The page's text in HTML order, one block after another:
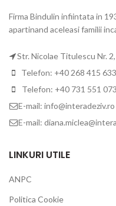
Firma Bindulin infiintata in
apartinand aceleasi familii
Str. Nicolae Titulescu Nr.
Telefon: +40 268 415 633
Telefon: +40 731 551 073
E-mail: info@interadeziv.ro
E-mail:
LINKURI UTILE
ANPC
Politica Cookie